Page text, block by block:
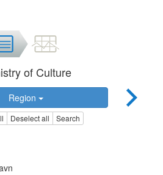
of Culture
Region
Deselect all Search